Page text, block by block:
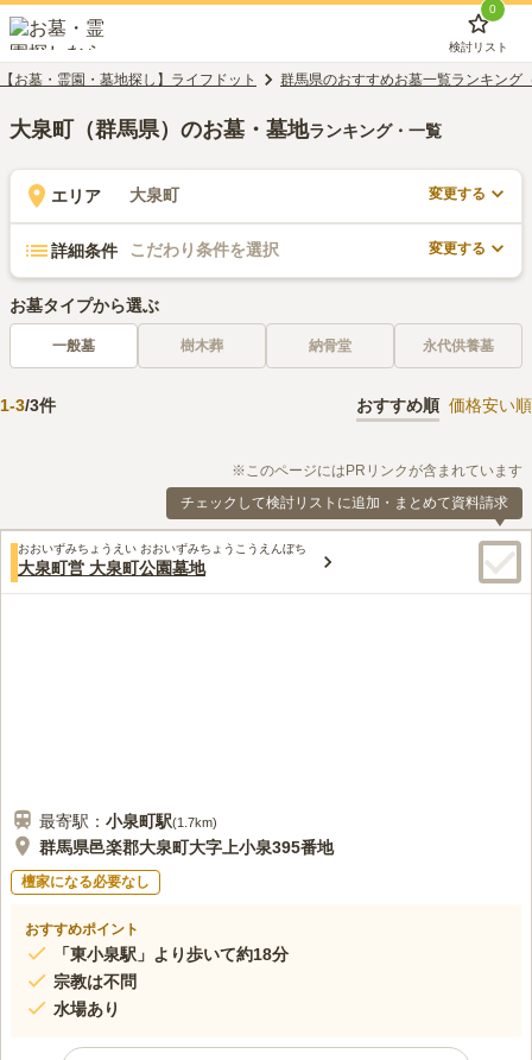
0
検討リスト
【お墓・霊園・墓地探し】ライフドット 群馬県のおすすめお墓一覧ランキング
大泉町（群馬県）のお墓・墓地ランキング・一覧
エリア 大泉町 変更する
詳細条件 こだわり条件を選択 変更する
お墓タイプから選ぶ
一般墓 樹木葬 納骨堂 永代供養墓
1-3/3件 おすすめ順 価格安い順
※このページにはPRリンクが含まれています
チェックして検討リストに追加・まとめて資料請求
おおいずみちょうえい おおいずみちょうこうえんぼち
大泉町営 大泉町公園墓地
最寄駅： 小泉町駅(1.7km)
群馬県邑楽郡大泉町大字上小泉395番地
檀家になる必要なし
おすすめポイント
「東小泉駅」より歩いて約18分
宗教は不問
水場あり